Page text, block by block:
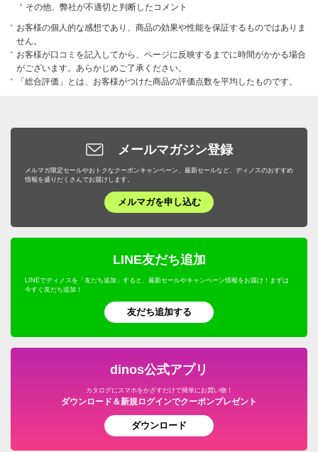
その他、弊社が不適切と判断したコメント
お客様の個人的な感想であり、商品の効果や性能を保証するものではありま
せん。
お客様が口コミを記入してから、ページに反映するまでに時間がかかる場合
がございます。あらかじめご了承ください。
「総合評価」とは、お客様がつけた商品の評価点数を平均したものです。
メールマガジン登録
メルマガ限定セールやおトクなクーポンキャンペーン、最新セールなど、ディノスのおすすめ
情報を盛りだくさんでお届けします。
メルマガを申し込む
LINE友だち追加
LINEでディノスを「友だち追加」すると、最新セールやキャンペーン情報をお届け！まずは
今すぐ友だち追加！
友だち追加する
dinos公式アプリ
カタログにスマホをかざすだけで簡単にお買い物！
ダウンロード＆新規ログインでクーポンプレゼント
ダウンロード